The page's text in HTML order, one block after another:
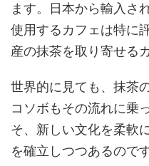
ます。日本から輸入さ
使用するカフェは特に
産の抹茶を取り寄せる
世界的に見ても、抹茶
コソボもその流れに乗
そ、新しい文化を柔軟
を確立しつつあるのです